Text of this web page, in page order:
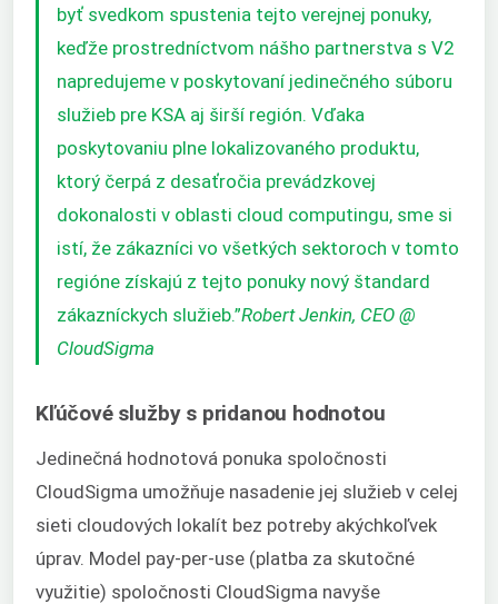
byť svedkom spustenia tejto verejnej ponuky,
keďže prostredníctvom nášho partnerstva s V2
napredujeme v poskytovaní jedinečného súboru
služieb pre KSA aj širší región. Vďaka
poskytovaniu plne lokalizovaného produktu,
ktorý čerpá z desaťročia prevádzkovej
dokonalosti v oblasti cloud computingu, sme si
istí, že zákazníci vo všetkých sektoroch v tomto
regióne získajú z tejto ponuky nový štandard
zákazníckych služieb.”Robert Jenkin, CEO @
CloudSigma
Kľúčové služby s pridanou hodnotou
Jedinečná hodnotová ponuka spoločnosti
CloudSigma umožňuje nasadenie jej služieb v celej
sieti cloudových lokalít bez potreby akýchkoľvek
úprav. Model pay-per-use (platba za skutočné
využitie) spoločnosti CloudSigma navyše